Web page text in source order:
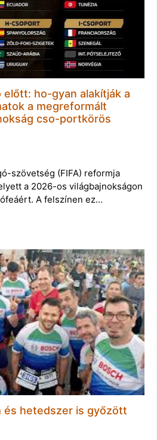
előtt: ho-gyan alakítják a
a megreformált
cso-portkörös
szövetség (FIFA) reformja
a 2026-os világbajnokságon
A felszínen ez…
és hetedszer is győzött